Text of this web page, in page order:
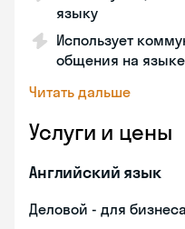
языку
Использует
общения на языке
Читать дальше
Услуги и цены
Английский язык
Деловой - для бизнеса